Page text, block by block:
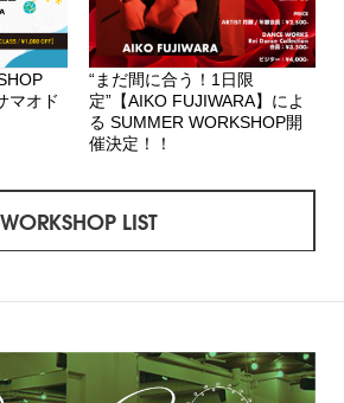
マオド
“まだ間に合う！1日限
定”【AIKO FUJIWARA】によ
る SUMMER WORKSHOP開
催決定！！
WORKSHOP LIST